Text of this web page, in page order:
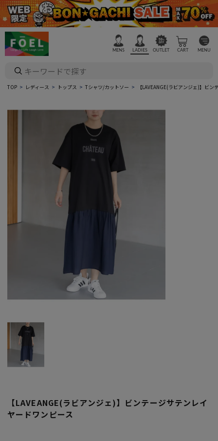
MENS LADIES OUTLET CART MENU
TOP レディース トップス Tシャツ/カットソー 【LAVEANGE(ラビアンジェ)】ビ
【LAVEANGE(ラビアンジェ)】ビンテージサテンレイ
ヤードワンピース